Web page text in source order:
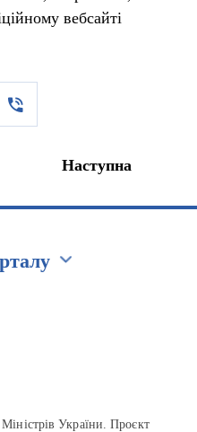
вебсайті
Наступна
Міністрів України. Проєкт